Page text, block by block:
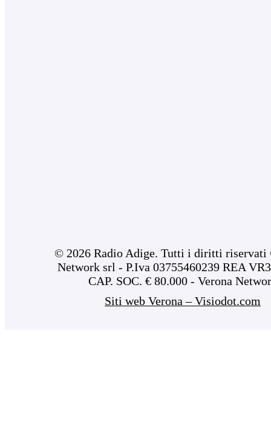
© 2026 Radio Adige. Tutti i diritti riservati
Network srl - P.Iva 03755460239 REA
CAP. SOC. € 80.000 - Verona
Siti web Verona – Visiodot.com